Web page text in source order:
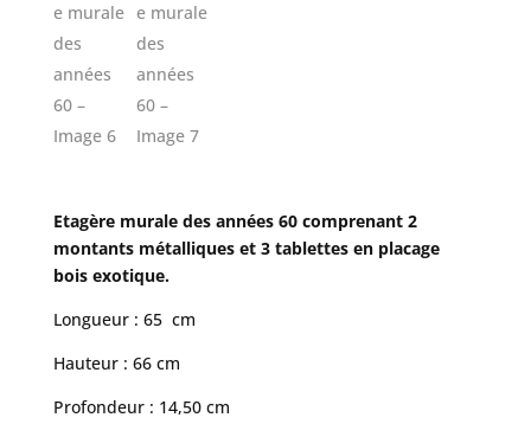
Etagère murale des années 60 comprenant 2
montants métalliques et 3 tablettes en placage
bois exotique.
Longueur : 65 cm
Hauteur : 66 cm
Profondeur : 14,50 cm